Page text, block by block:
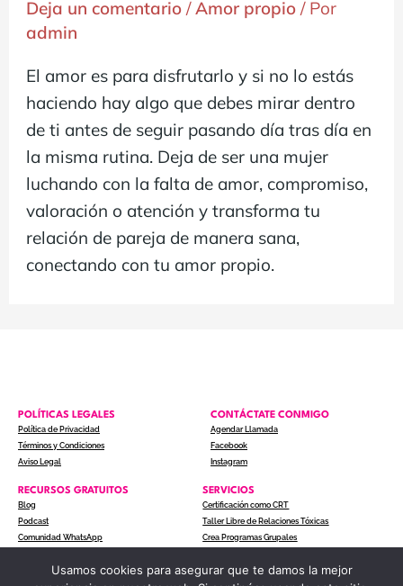
Deja un comentario /Amor propio / Por
admin
El amor es para disfrutarlo y si no lo estás
haciendo hay algo que debes mirar dentro
de ti antes de seguir pasando día tras día en
la misma rutina. Deja de ser una mujer
luchando con la falta de amor, compromiso,
valoración o atención y transforma tu
relación de pareja de manera sana,
conectando con tu amor propio.
POLÍTICAS LEGALES
Política de Privacidad
Términos y Condiciones
Aviso Legal
CONTÁCTATE CONMIGO
Agendar Llamada
Facebook
Instagram
RECURSOS GRATUITOS
Blog
Podcast
Comunidad WhatsApp
SERVICIOS
Certificación como CRT
Taller Libre de Relaciones Tóxicas
Crea Programas Grupales
Usamos cookies para asegurar que te damos la mejor